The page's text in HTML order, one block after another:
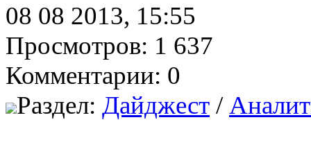
08 08 2013, 15:55
Просмотров: 1 637
Комментарии: 0
Раздел: Дайджест /